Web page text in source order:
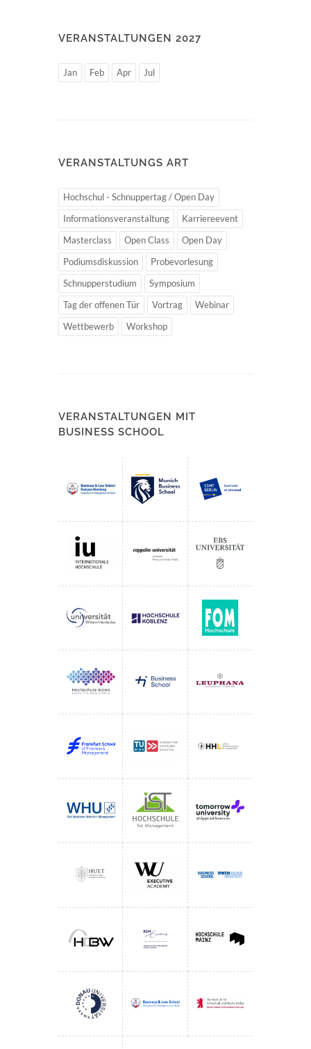
VERANSTALTUNGEN 2027
Jan Feb Apr Jul
VERANSTALTUNGS ART
Hochschul - Schnuppertag / Open Day
Informationsveranstaltung
Karriereevent
Masterclass
Open Class
Open Day
Podiumsdiskussion
Probevorlesung
Schnupperstudium
Symposium
Tag der offenen Tür
Vortrag
Webinar
Wettbewerb
Workshop
VERANSTALTUNGEN MIT
BUSINESS SCHOOL